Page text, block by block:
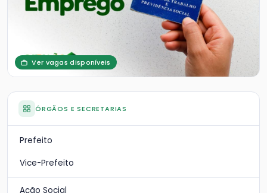
Ver vagas disponíveis
ÓRGÃOS E SECRETARIAS
Prefeito
Vice-Prefeito
Ação Social